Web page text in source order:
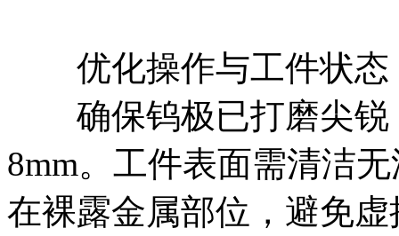
优化操作与工件状态‌
确保钨极已打磨尖锐
8mm‌。工件表面需清洁
在裸露金属部位，避免虚